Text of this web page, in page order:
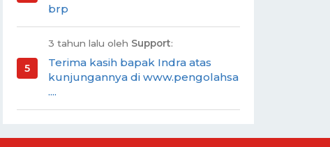
brp
3 tahun lalu oleh Support:
Terima kasih bapak Indra atas
kunjungannya di www.pengolahsa
....